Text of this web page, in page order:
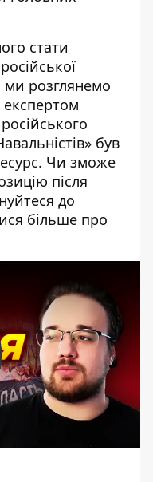
стати
ми розглянемо
був
Чи зможе
після
до
більше про